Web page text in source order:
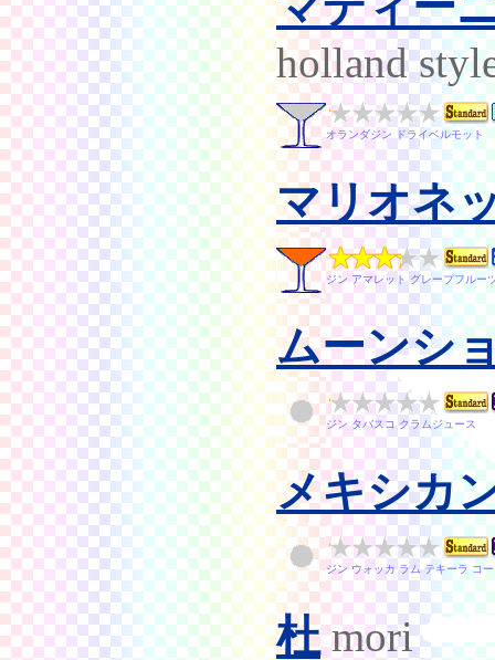
holland
オランダジン ドライベルモット
マリオネ
ジン アマレット グレープフルー
ムーンシ
ジン タバスコ クラムジュース
メキシカ
ジン ウォッカ ラム テキーラ コ
杜 mori